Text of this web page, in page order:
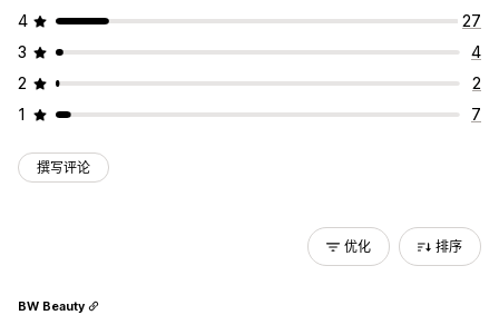
4
27
3
4
2
2
1
7
撰写评论
优化 排序
BW Beauty